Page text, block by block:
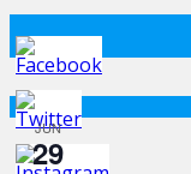
JUN
29